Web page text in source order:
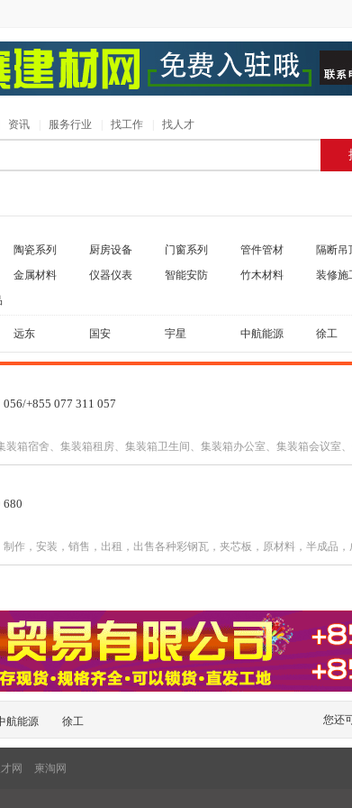
资讯 服务行业 找工作 找人才
陶瓷系列 厨房设备 门窗系列 管件管材 隔断吊
金属材料 仪器仪表 智能安防 竹木材料 装修施
远东 国安 宇星 中航能源 徐工
+855 077 311 057
箱宿舍、集装箱租房、集装箱卫生间、集装箱办公室、集装箱会议室
作，安装，销售，出租，出售各种彩钢瓦，夹芯板，原材料，半成品，
航能源 徐工 您还
网 柬淘网